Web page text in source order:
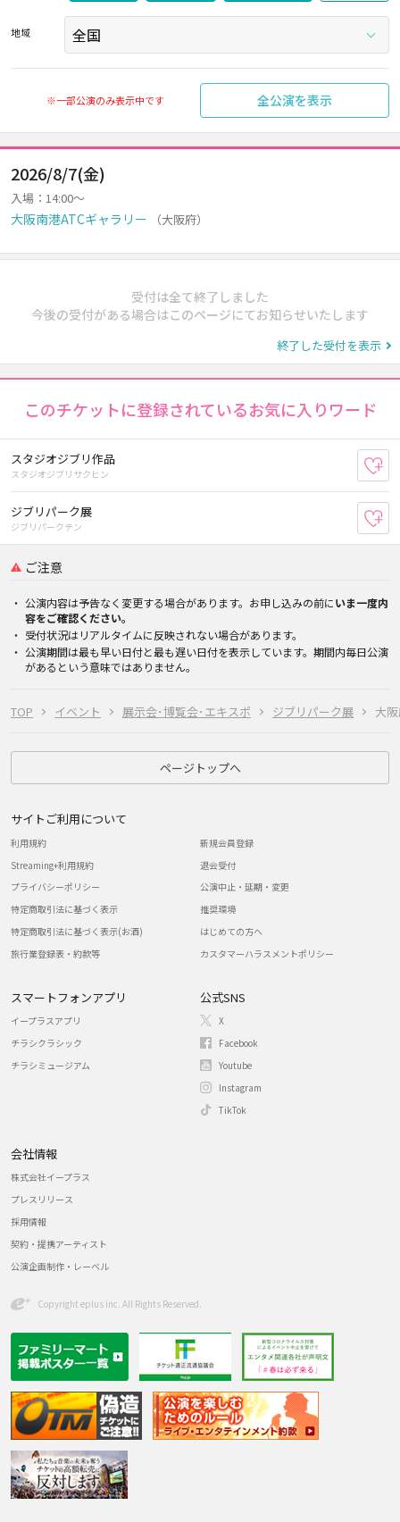
TOP イベント 展示会･博覧会･エキスポ ジブリパーク展 大
地域
※一部公演のみ表示中です 全公演を表示
2026/8/7(金)
入場：14:00～
大阪南港ATCギャラリー （大阪府）
受付は全て終了しました
今後の受付がある場合はこのページにてお知らせいたします
終了した受付を表示
このチケットに登録されているお気に入りワード
スタジオジブリ作品
スタジオジブリサクヒン
ジブリパーク展
ジブリパークテン
ご注意
公演内容は予告なく変更する場合があります。お申し込みの前にいま一度内
容をご確認ください。
受付状況はリアルタイムに反映されない場合があります。
公演期間は最も早い日付と最も遅い日付を表示しています。期間内毎日公演
があるという意味ではありません。
ページトップへ
サイトご利用について
利用規約
Streaming+利用規約
プライバシーポリシー
特定商取引法に基づく表示
特定商取引法に基づく表示(お酒)
旅行業登録表・約款等
新規会員登録
退会受付
公演中止・延期・変更
推奨環境
はじめての方へ
カスタマーハラスメントポリシー
スマートフォンアプリ
イープラスアプリ
チラシクラシック
チラシミュージアム
公式SNS
X
Facebook
Youtube
Instagram
TikTok
会社情報
株式会社イープラス
プレスリリース
採用情報
契約・提携アーティスト
公演企画制作・レーベル
Copyright eplus inc. All Rights Reserved.